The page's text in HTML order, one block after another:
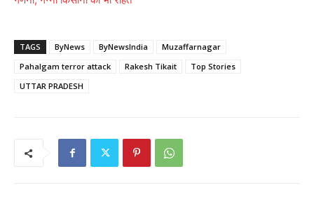
TAGS ByNews ByNewsIndia
Muzaffarnagar
Pahalgam terror attack
Rakesh Tikait
Top Stories
UTTAR PRADESH